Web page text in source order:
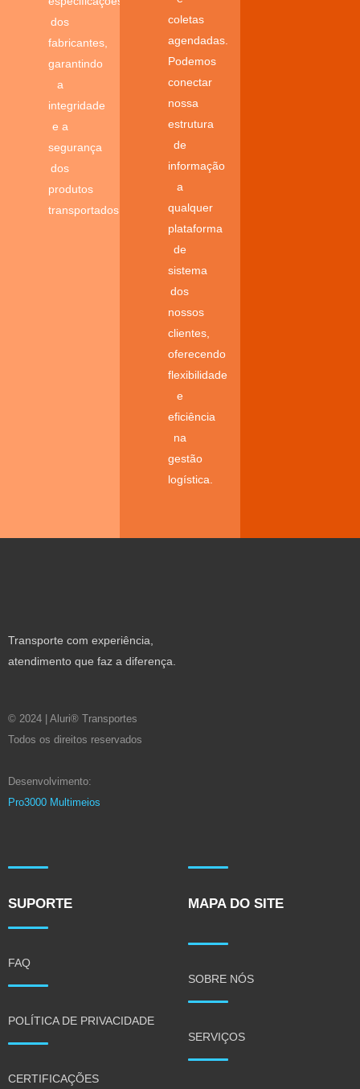
dos
fabricantes,
garantindo
a
integridade
e a
segurança
dos
produtos
transportados.
coletas
agendadas.
Podemos
conectar
nossa
estrutura
de
informação
a
qualquer
plataforma
de
sistema
dos
nossos
clientes,
oferecendo
flexibilidade
e
eficiência
na
gestão
logística.
Transporte com experiência,
atendimento que faz a diferença.
© 2024 | Aluri® Transportes
Todos os direitos reservados
Desenvolvimento:
Pro3000 Multimeios
SUPORTE
FAQ
POLÍTICA DE PRIVACIDADE
CERTIFICAÇÕES
MAPA DO SITE
SOBRE NÓS
SERVIÇOS